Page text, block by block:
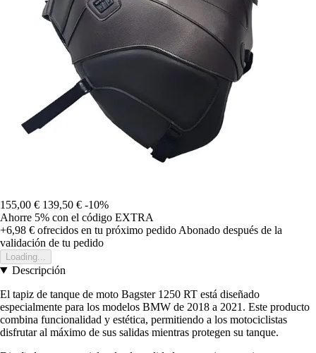
155,00 € 139,50 € -10%
Ahorre 5% con el código EXTRA
+6,98 € ofrecidos en tu próximo pedido Abonado después de la
validación de tu pedido
Loading...
Descripción
El tapiz de tanque de moto Bagster 1250 RT está diseñado
especialmente para los modelos BMW de 2018 a 2021. Este producto
combina funcionalidad y estética, permitiendo a los motociclistas
disfrutar al máximo de sus salidas mientras protegen su tanque.